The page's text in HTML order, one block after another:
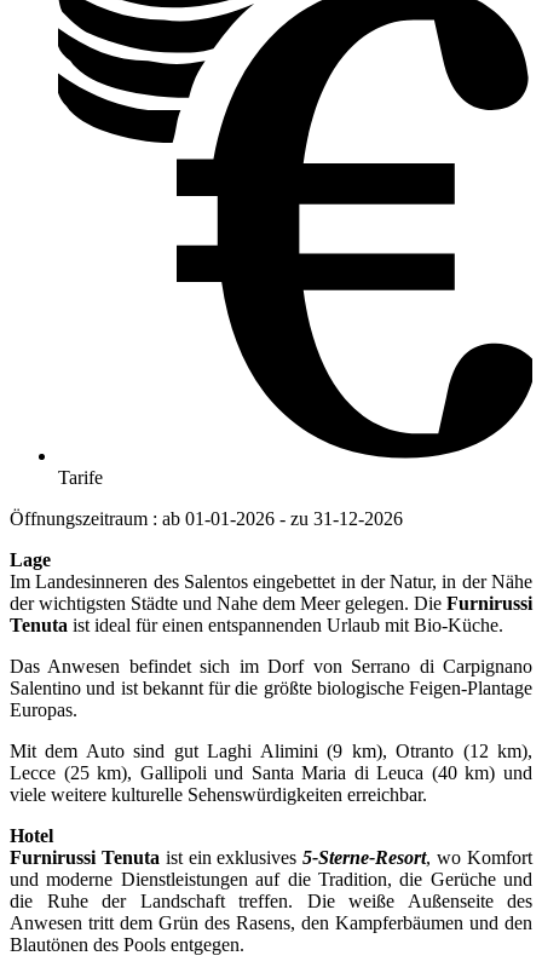
Tarife
Öffnungszeitraum : ab 01-01-2026 - zu 31-12-2026
Lage
Im Landesinneren des Salentos eingebettet in der Natur, in der Nähe
der wichtigsten Städte und Nahe dem Meer gelegen. Die Furnirussi
Tenuta ist ideal für einen entspannenden Urlaub mit Bio-Küche.
Das Anwesen befindet sich im Dorf von Serrano di Carpignano
Salentino und ist bekannt für die größte biologische Feigen-Plantage
Europas.
Mit dem Auto sind gut Laghi Alimini (9 km), Otranto (12 km),
Lecce (25 km), Gallipoli und Santa Maria di Leuca (40 km) und
viele weitere kulturelle Sehenswürdigkeiten erreichbar.
Hotel
Furnirussi Tenuta ist ein exklusives5-Sterne-Resort, wo Komfort
und moderne Dienstleistungen auf die Tradition, die Gerüche und
die Ruhe der Landschaft treffen. Die weiße Außenseite des
Anwesen tritt dem Grün des Rasens, den Kampferbäumen und den
Blautönen des Pools entgegen.